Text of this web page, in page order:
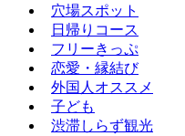
穴場スポット
日帰りコース
フリーきっぷ
恋愛・縁結び
外国人オススメ
子ども
渋滞しらず観光